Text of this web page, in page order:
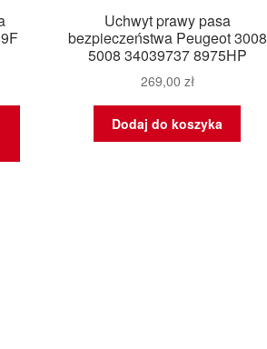
Uchwyt prawy pasa
bezpieczeństwa Peugeot 3008
5008 34039737 8975HP
269,00 zł
Dodaj do koszyka